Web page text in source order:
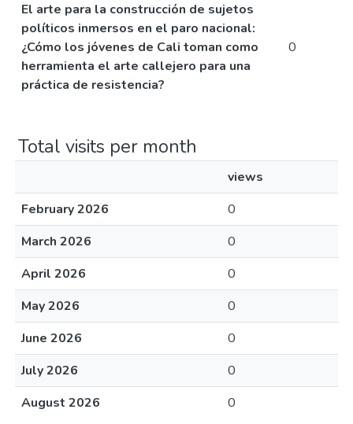
El arte para la construcción de sujetos
políticos inmersos en el paro nacional:
¿Cómo los jóvenes de Cali toman como
herramienta el arte callejero para una
práctica de resistencia?
0
Total visits per month
views
February 2026
0
March 2026
0
April 2026
0
May 2026
0
June 2026
0
July 2026
0
August 2026
0